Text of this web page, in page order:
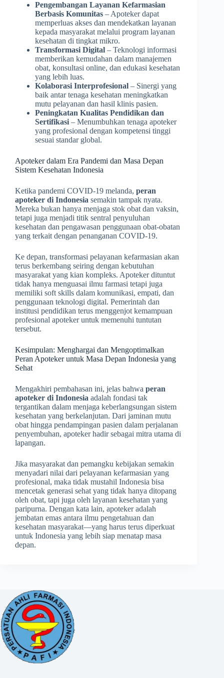
Pengembangan Layanan Kefarmasian
Berbasis Komunitas – Apoteker dapat
memperluas akses dan mendekatkan layanan
kepada masyarakat melalui program layanan
kesehatan di tingkat mikro.
Transformasi Digital – Teknologi informasi
memberikan kemudahan dalam manajemen
obat, konsultasi online, dan edukasi kesehatan
yang lebih luas.
Kolaborasi Interprofesional – Sinergi yang
baik antar tenaga kesehatan meningkatkan
mutu pelayanan dan hasil klinis pasien.
Peningkatan Kualitas Pendidikan dan
Sertifikasi – Menumbuhkan tenaga apoteker
yang profesional dengan kompetensi tinggi
sesuai standar global.
Apoteker dalam Era Pandemi dan Masa Depan
Sistem Kesehatan Indonesia
Ketika pandemi COVID-19 melanda, peran
apoteker di Indonesia semakin tampak nyata.
Mereka bukan hanya menjaga stok obat dan vaksin,
tetapi juga menjadi titik sentral penyuluhan
kesehatan dan pengawasan penggunaan obat-obatan
yang terkait dengan penanganan COVID-19.
Ke depan, transformasi pelayanan kefarmasian akan
terus berkembang seiring dengan kebutuhan
masyarakat yang kian kompleks. Apoteker dituntut
tidak hanya menguasai ilmu farmasi tetapi juga
memiliki soft skills dalam komunikasi, empati, dan
penggunaan teknologi digital. Pemerintah dan
institusi pendidikan terus menggenjot kemampuan
profesional apoteker untuk memenuhi tuntutan
tersebut.
Kesimpulan: Menghargai dan Mengoptimalkan
Peran Apoteker untuk Masa Depan Indonesia yang
Sehat
Mengakhiri pembahasan ini, jelas bahwa peran
apoteker di Indonesia adalah fondasi tak
tergantikan dalam menjaga keberlangsungan sistem
kesehatan yang berkelanjutan. Dari jaminan mutu
obat hingga pendampingan pasien dalam perjalanan
penyembuhan, apoteker hadir sebagai mitra utama di
lapangan.
Jika masyarakat dan pemangku kebijakan semakin
menyadari nilai dari pelayanan kefarmasian yang
profesional, maka tidak mustahil Indonesia bisa
mencetak generasi sehat yang tidak hanya ditopang
oleh obat, tapi juga oleh layanan kesehatan yang
paripurna. Dengan kata lain, apoteker adalah
jembatan emas antara ilmu pengetahuan dan
kesehatan masyarakat—yang harus terus diperkuat
untuk Indonesia yang lebih siap menatap masa
depan.